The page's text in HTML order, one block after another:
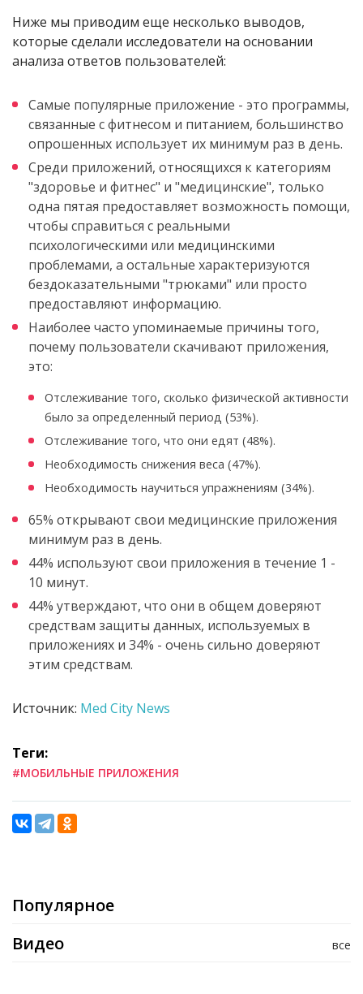
Ниже мы приводим еще несколько выводов,
которые сделали исследователи на основании
анализа ответов пользователей:
Самые популярные приложение - это программы,
связанные с фитнесом и питанием, большинство
опрошенных использует их минимум раз в день.
Среди приложений, относящихся к категориям
"здоровье и фитнес" и "медицинские", только
одна пятая предоставляет возможность помощи,
чтобы справиться с реальными
психологическими или медицинскими
проблемами, а остальные характеризуются
бездоказательными "трюками" или просто
предоставляют информацию.
Наиболее часто упоминаемые причины того,
почему пользователи скачивают приложения,
это:
Отслеживание того, сколько физической активности
было за определенный период (53%).
Отслеживание того, что они едят (48%).
Необходимость снижения веса (47%).
Необходимость научиться упражнениям (34%).
65% открывают свои медицинские приложения
минимум раз в день.
44% используют свои приложения в течение 1 -
10 минут.
44% утверждают, что они в общем доверяют
средствам защиты данных, используемых в
приложениях и 34% - очень сильно доверяют
этим средствам.
Источник: Med City News
Теги:
#МОБИЛЬНЫЕ ПРИЛОЖЕНИЯ
Популярное
все
Видео